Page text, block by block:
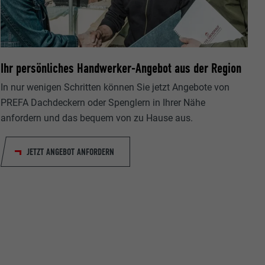
Ihr persönliches Handwerker-Angebot aus der Region
In nur wenigen Schritten können Sie jetzt Angebote von
PREFA Dachdeckern oder Spenglern in Ihrer Nähe
anfordern und das bequem von zu Hause aus.
JETZT ANGEBOT ANFORDERN
Daten
Webseite.